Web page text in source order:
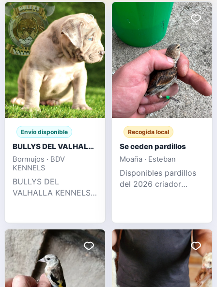
Envío disponible
BULLYS DEL VALHALLA KENNELS
Bormujos · BDV
KENNELS
BULLYS DEL
VALHALLA KENNELS
llamadas Espectacular
camada puramente XL
con 2 x Hulk
disponible, en su
pedigree podemos
encontrar perros como
Recogida local
Se ceden pardillos
Moaña · Esteban
Disponibles pardillos
del 2026 criador